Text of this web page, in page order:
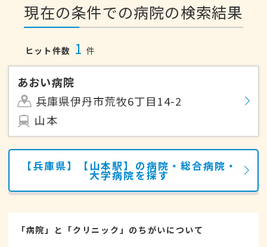
現在の条件での病院の検索結果
ヒット件数 1 件
あおい病院
兵庫県伊丹市荒牧6丁目14-2
山本
【兵庫県】【山本駅】の病院・総合病院・
大学病院を探す
「病院」と「クリニック」のちがいについて